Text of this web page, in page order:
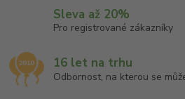
Sleva až 20%
Pro registrované zákazníky
16 let na trhu
Odbornost, na kterou se